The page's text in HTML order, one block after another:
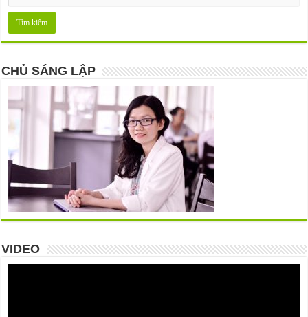
CHỦ SÁNG LẬP
VIDEO